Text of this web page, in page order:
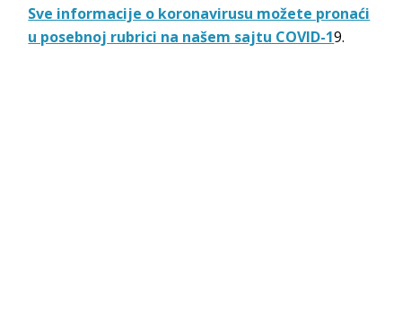
Sve informacije o koronavirusu možete pronaći
u posebnoj rubrici na našem sajtu COVID-19.